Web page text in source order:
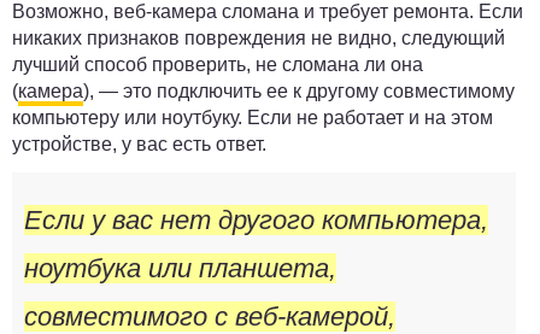
Возможно, веб-камера сломана и требует ремонта. Если
никаких признаков повреждения не видно, следующий
лучший способ проверить, не сломана ли она
(камера), — это подключить ее к другому совместимому
компьютеру или ноутбуку. Если не работает и на этом
устройстве, у вас есть ответ.
Если у вас нет другого компьютера,
ноутбука или планшета,
совместимого с веб-камерой,